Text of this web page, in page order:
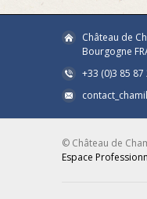
Château de
Bourgogne
+33 (0)3 85 87
© Château de
Espace